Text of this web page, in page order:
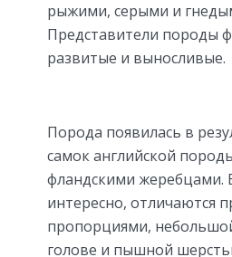
рыжими, серыми и
Представители породы
развитые и выносливые.
Порода появилась в
самок английской
фландскими жеребцами.
интересно, отличаются
пропорциями,
голове и пышной